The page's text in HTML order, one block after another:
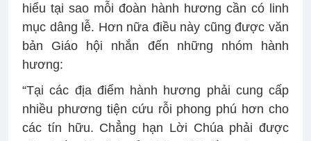
hiểu tại sao mỗi đoàn hành hương cần có linh
mục dâng lễ. Hơn nữa điều này cũng được văn
bản Giáo hội nhắn đến những nhóm hành
hương:
“Tại các địa điểm hành hương phải cung cấp
nhiều phương tiện cứu rỗi phong phú hơn cho
các tín hữu. Chẳng hạn Lời Chúa phải được